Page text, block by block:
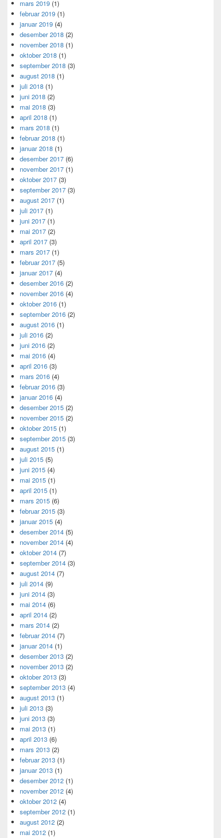
mars 2019 (1)
februar 2019 (1)
januar 2019 (4)
desember 2018 (2)
november 2018 (1)
oktober 2018 (1)
september 2018 (3)
august 2018 (1)
juli 2018 (1)
juni 2018 (2)
mai 2018 (3)
april 2018 (1)
mars 2018 (1)
februar 2018 (1)
januar 2018 (1)
desember 2017 (6)
november 2017 (1)
oktober 2017 (3)
september 2017 (3)
august 2017 (1)
juli 2017 (1)
juni 2017 (1)
mai 2017 (2)
april 2017 (3)
mars 2017 (1)
februar 2017 (5)
januar 2017 (4)
desember 2016 (2)
november 2016 (4)
oktober 2016 (1)
september 2016 (2)
august 2016 (1)
juli 2016 (2)
juni 2016 (2)
mai 2016 (4)
april 2016 (3)
mars 2016 (4)
februar 2016 (3)
januar 2016 (4)
desember 2015 (2)
november 2015 (2)
oktober 2015 (1)
september 2015 (3)
august 2015 (1)
juli 2015 (5)
juni 2015 (4)
mai 2015 (1)
april 2015 (1)
mars 2015 (6)
februar 2015 (3)
januar 2015 (4)
desember 2014 (5)
november 2014 (4)
oktober 2014 (7)
september 2014 (3)
august 2014 (7)
juli 2014 (9)
juni 2014 (3)
mai 2014 (6)
april 2014 (2)
mars 2014 (2)
februar 2014 (7)
januar 2014 (1)
desember 2013 (2)
november 2013 (2)
oktober 2013 (3)
september 2013 (4)
august 2013 (1)
juli 2013 (3)
juni 2013 (3)
mai 2013 (1)
april 2013 (6)
mars 2013 (2)
februar 2013 (1)
januar 2013 (1)
desember 2012 (1)
november 2012 (4)
oktober 2012 (4)
september 2012 (1)
august 2012 (2)
mai 2012 (1)